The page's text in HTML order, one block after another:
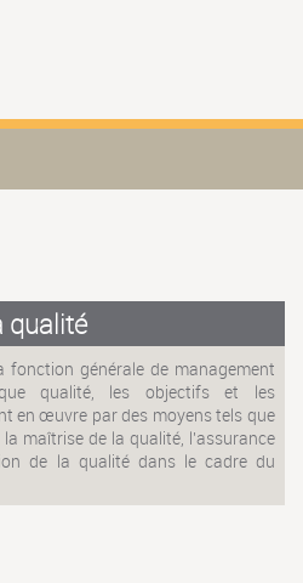
qualité
fonction générale de management
qualité, les objectifs et les
en œuvre par des moyens tels que
maîtrise de la qualité, l'assurance
de la qualité dans le cadre du